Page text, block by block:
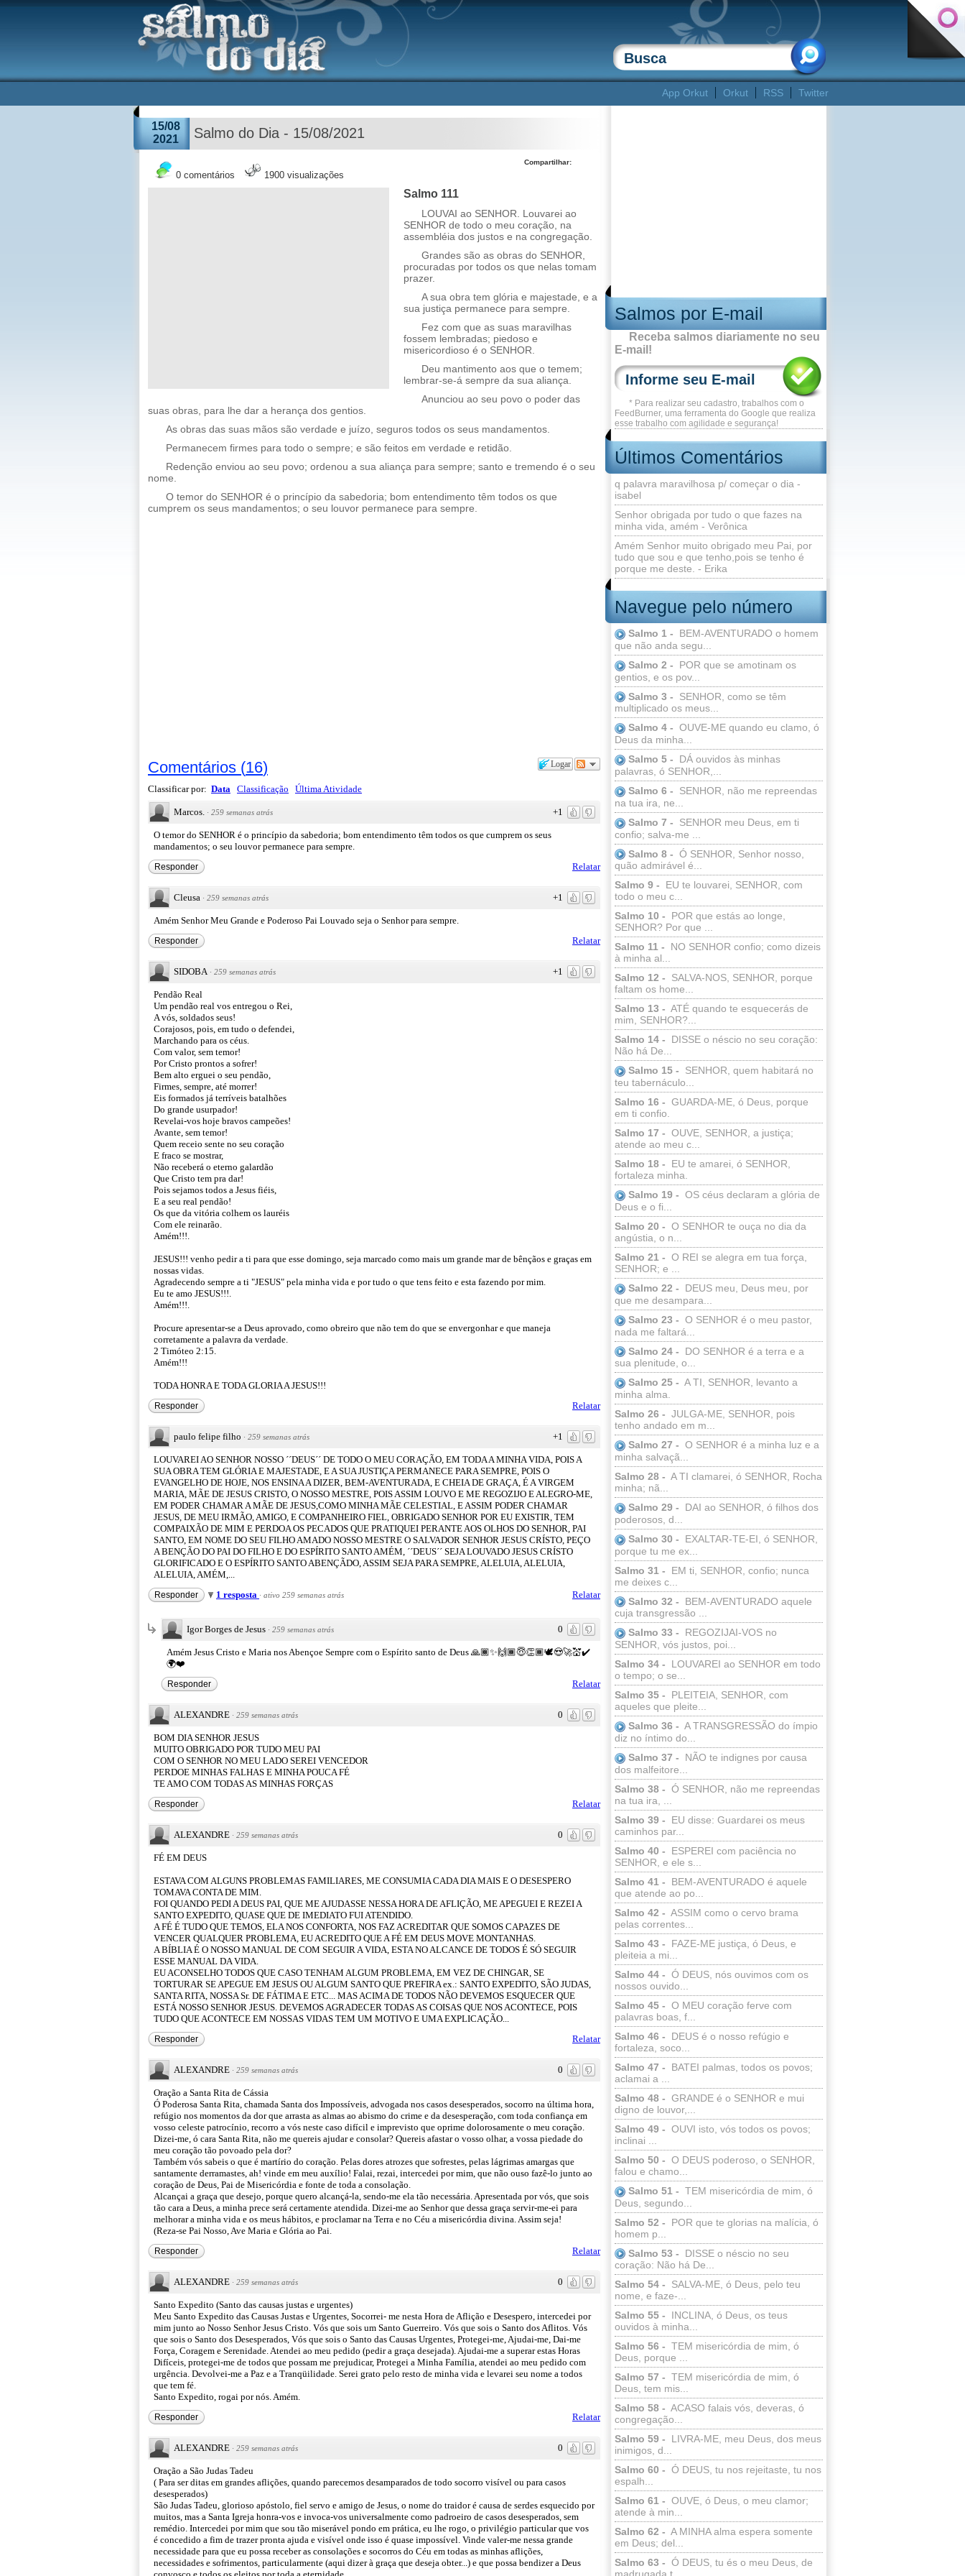
App Orkut Orkut RSS Twitter
Salmos por E-mail
Receba salmos diariamente no seu
E-mail!
* Para realizar seu cadastro, trabalhos com o
FeedBurner, uma ferramenta do Google que realiza
esse trabalho com agilidade e segurança!
Últimos Comentários
q palavra maravilhosa p/ começar o dia -
isabel
Senhor obrigada por tudo o que fazes na
minha vida, amém - Verônica
Amém Senhor muito obrigado meu Pai, por
tudo que sou e que tenho,pois se tenho é
porque me deste. - Erika
Navegue pelo número
Salmo 1 -
BEM-AVENTURADO o homem
que não anda segu...
Salmo 2 -
POR que se amotinam os
gentios, e os pov...
Salmo 3 -
SENHOR, como se têm
multiplicado os meus...
Salmo 4 - OUVE-ME quando eu clamo, ó
Deus da minha...
Salmo 5 -
DÁ ouvidos às minhas
palavras, ó SENHOR,...
Salmo 6 -
SENHOR, não me repreendas
na tua ira, ne...
Salmo 7 -
SENHOR meu Deus, em ti
confio; salva-me ...
Salmo 8 - Ó SENHOR, Senhor nosso,
quão admirável é...
Salmo 9 -
EU te louvarei, SENHOR, com
todo o meu c...
Salmo 10 -
POR que estás ao longe,
SENHOR? Por que ...
Salmo 11 -
NO SENHOR confio; como dizeis
à minha al...
Salmo 12 -
SALVA-NOS, SENHOR, porque
faltam os home...
Salmo 13 - ATÉ quando te esquecerás de
mim, SENHOR?...
Salmo 14 -
DISSE o néscio no seu coração:
Não há De...
Salmo 15 -
SENHOR, quem habitará no
teu tabernáculo...
Salmo 16 - GUARDA-ME, ó Deus, porque
em ti confio.
Salmo 17 - OUVE, SENHOR, a justiça;
atende ao meu c...
Salmo 18 -
EU te amarei, ó SENHOR,
fortaleza minha.
Salmo 19 - OS céus declaram a glória de
Deus e o fi...
Salmo 20 - O SENHOR te ouça no dia da
angústia, o n...
Salmo 21 - O REI se alegra em tua força,
SENHOR; e ...
Salmo 22 -
DEUS meu, Deus meu, por
que me desampara...
Salmo 23 - O SENHOR é o meu pastor,
nada me faltará...
Salmo 24 -
DO SENHOR é a terra e a
sua plenitude, o...
Salmo 25 - A TI, SENHOR, levanto a
minha alma.
Salmo 26 - JULGA-ME, SENHOR, pois
tenho andado em m...
Salmo 27 - O SENHOR é a minha luz e a
minha salvaçã...
Salmo 28 - A TI clamarei, ó SENHOR, Rocha
minha; nã...
Salmo 29 -
DAI ao SENHOR, ó filhos dos
poderosos, d...
Salmo 30 -
EXALTAR-TE-EI, ó SENHOR,
porque tu me ex...
Salmo 31 -
EM ti, SENHOR, confio; nunca
me deixes c...
Salmo 32 -
BEM-AVENTURADO aquele
cuja transgressão ...
Salmo 33 -
REGOZIJAI-VOS no
SENHOR, vós justos, poi...
Salmo 34 -
LOUVAREI ao SENHOR em todo
o tempo; o se...
Salmo 35 -
PLEITEIA, SENHOR, com
aqueles que pleite...
Salmo 36 - A TRANSGRESSÃO do ímpio
diz no íntimo do...
Salmo 37 -
NÃO te indignes por causa
dos malfeitore...
Salmo 38 - Ó SENHOR, não me repreendas
na tua ira, ...
Salmo 39 -
EU disse: Guardarei os meus
caminhos par...
Salmo 40 -
ESPEREI com paciência no
SENHOR, e ele s...
Salmo 41 -
BEM-AVENTURADO é aquele
que atende ao po...
Salmo 42 - ASSIM como o cervo brama
pelas correntes...
Salmo 43 -
FAZE-ME justiça, ó Deus, e
pleiteia a mi...
Salmo 44 - Ó DEUS, nós ouvimos com os
nossos ouvido...
Salmo 45 - O MEU coração ferve com
palavras boas, f...
Salmo 46 -
DEUS é o nosso refúgio e
fortaleza, soco...
Salmo 47 -
BATEI palmas, todos os povos;
aclamai a ...
Salmo 48 - GRANDE é o SENHOR e mui
digno de louvor,...
Salmo 49 - OUVI isto, vós todos os povos;
inclinai ...
Salmo 50 - O DEUS poderoso, o SENHOR,
falou e chamo...
Salmo 51 - TEM misericórdia de mim, ó
Deus, segundo...
Salmo 52 -
POR que te glorias na malícia, ó
homem p...
Salmo 53 -
DISSE o néscio no seu
coração: Não há De...
Salmo 54 -
SALVA-ME, ó Deus, pelo teu
nome, e faze-...
Salmo 55 -
INCLINA, ó Deus, os teus
ouvidos à minha...
Salmo 56 - TEM misericórdia de mim, ó
Deus, porque ...
Salmo 57 - TEM misericórdia de mim, ó
Deus, tem mis...
Salmo 58 - ACASO falais vós, deveras, ó
congregação...
Salmo 59 -
LIVRA-ME, meu Deus, dos meus
inimigos, d...
Salmo 60 - Ó DEUS, tu nos rejeitaste, tu nos
espalh...
Salmo 61 - OUVE, ó Deus, o meu clamor;
atende à min...
Salmo 62 - A MINHA alma espera somente
em Deus; del...
Salmo 63 - Ó DEUS, tu és o meu Deus, de
15/08
2021
Salmo do Dia - 15/08/2021
0 comentários 1900 visualizações
Compartilhar:
Salmo 111
LOUVAI ao SENHOR. Louvarei ao
SENHOR de todo o meu coração, na
assembléia dos justos e na congregação.
Grandes são as obras do SENHOR,
procuradas por todos os que nelas tomam
prazer.
A sua obra tem glória e majestade, e a
sua justiça permanece para sempre.
Fez com que as suas maravilhas
fossem lembradas; piedoso e
misericordioso é o SENHOR.
Deu mantimento aos que o temem;
lembrar-se-á sempre da sua aliança.
Anunciou ao seu povo o poder das
suas obras, para lhe dar a herança dos gentios.
As obras das suas mãos são verdade e juízo, seguros todos os seus mandamentos.
Permanecem firmes para todo o sempre; e são feitos em verdade e retidão.
Redenção enviou ao seu povo; ordenou a sua aliança para sempre; santo e tremendo é o seu
nome.
O temor do SENHOR é o princípio da sabedoria; bom entendimento têm todos os que
cumprem os seus mandamentos; o seu louvor permanece para sempre.
Logar
Comentários (16)
Classificar por: Data Classificação Última Atividade
+1
Marcos. · 259 semanas atrás
O temor do SENHOR é o princípio da sabedoria; bom entendimento têm todos os que cumprem os seus
mandamentos; o seu louvor permanece para sempre.
Relatar
Responder
+1
Cleusa · 259 semanas atrás
Amém Senhor Meu Grande e Poderoso Pai Louvado seja o Senhor para sempre.
Relatar
Responder
+1
SIDOBA · 259 semanas atrás
Pendão Real
Um pendão real vos entregou o Rei,
A vós, soldados seus!
Corajosos, pois, em tudo o defendei,
Marchando para os céus.
Com valor, sem temor!
Por Cristo prontos a sofrer!
Bem alto erguei o seu pendão,
Firmes, sempre, até morrer!
Eis formados já terríveis batalhões
Do grande usurpador!
Revelai-vos hoje bravos campeões!
Avante, sem temor!
Quem receio sente no seu coração
E fraco se mostrar,
Não receberá o eterno galardão
Que Cristo tem pra dar!
Pois sejamos todos a Jesus fiéis,
E a seu real pendão!
Os que da vitória colhem os lauréis
Com ele reinarão.
Amém!!!.
JESUS!!! venho pedir a ti para que esse domingo, seja marcado como mais um grande mar de bênçãos e graças em
nossas vidas.
Agradecendo sempre a ti "JESUS" pela minha vida e por tudo o que tens feito e esta fazendo por mim.
Eu te amo JESUS!!!.
Amém!!!.
Procure apresentar-se a Deus aprovado, como obreiro que não tem do que se envergonhar e que maneja
corretamente a palavra da verdade.
2 Timóteo 2:15.
Amém!!!
TODA HONRA E TODA GLORIA A JESUS!!!
Relatar
Responder
+1
paulo felipe filho · 259 semanas atrás
LOUVAREI AO SENHOR NOSSO ´´DEUS´´ DE TODO O MEU CORAÇÃO, EM TODA A MINHA VIDA, POIS A
SUA OBRA TEM GLÓRIA E MAJESTADE, E A SUA JUSTIÇA PERMANECE PARA SEMPRE, POIS O
EVANGELHO DE HOJE, NOS ENSINA A DIZER, BEM-AVENTURADA, E CHEIA DE GRAÇA, É A VIRGEM
MARIA, MÃE DE JESUS CRISTO, O NOSSO MESTRE, POIS ASSIM LOUVO E ME REGOZIJO E ALEGRO-ME,
EM PODER CHAMAR A MÃE DE JESUS,COMO MINHA MÃE CELESTIAL, E ASSIM PODER CHAMAR
JESUS, DE MEU IRMÃO, AMIGO, E COMPANHEIRO FIEL, OBRIGADO SENHOR POR EU EXISTIR, TEM
COMPAIXÃO DE MIM E PERDOA OS PECADOS QUE PRATIQUEI PERANTE AOS OLHOS DO SENHOR, PAI
SANTO, EM NOME DO SEU FILHO AMADO NOSSO MESTRE O SALVADOR SENHOR JESUS CRÍSTO, PEÇO
A BENÇÃO DO PAI DO FILHO E DO ESPÍRITO SANTO AMÉM, ´´DEUS´´ SEJA LOUVADO JESUS CRÍSTO
GLORIFICADO E O ESPÍRITO SANTO ABENÇÃDO, ASSIM SEJA PARA SEMPRE, ALELUIA, ALELUIA,
ALELUIA, AMÉM,...
Relatar
Responder 1 resposta · ativo 259 semanas atrás
0
Igor Borges de Jesus · 259 semanas atrás
Amém Jesus Cristo e Maria nos Abençoe Sempre com o Espírito santo de Deus 🙏🏾✨🙌🏾😇👏🏾🕊️😍🚀💒✔️
🌍❤️
Relatar
Responder
0
ALEXANDRE · 259 semanas atrás
BOM DIA SENHOR JESUS
MUITO OBRIGADO POR TUDO MEU PAI
COM O SENHOR NO MEU LADO SEREI VENCEDOR
PERDOE MINHAS FALHAS E MINHA POUCA FÉ
TE AMO COM TODAS AS MINHAS FORÇAS
Relatar
Responder
0
ALEXANDRE · 259 semanas atrás
FÉ EM DEUS
ESTAVA COM ALGUNS PROBLEMAS FAMILIARES, ME CONSUMIA CADA DIA MAIS E O DESESPERO
TOMAVA CONTA DE MIM.
FOI QUANDO PEDI A DEUS PAI, QUE ME AJUDASSE NESSA HORA DE AFLIÇÃO, ME APEGUEI E REZEI A
SANTO EXPEDITO, QUASE QUE DE IMEDIATO FUI ATENDIDO.
A FÉ É TUDO QUE TEMOS, ELA NOS CONFORTA, NOS FAZ ACREDITAR QUE SOMOS CAPAZES DE
VENCER QUALQUER PROBLEMA, EU ACREDITO QUE A FÉ EM DEUS MOVE MONTANHAS.
A BÍBLIA É O NOSSO MANUAL DE COM SEGUIR A VIDA, ESTA NO ALCANCE DE TODOS É SÓ SEGUIR
ESSE MANUAL DA VIDA.
EU ACONSELHO TODOS QUE CASO TENHAM ALGUM PROBLEMA, EM VEZ DE CHINGAR, SE
TORTURAR SE APEGUE EM JESUS OU ALGUM SANTO QUE PREFIRA ex.: SANTO EXPEDITO, SÃO JUDAS,
SANTA RITA, NOSSA Sr. DE FÁTIMA E ETC... MAS ACIMA DE TODOS NÃO DEVEMOS ESQUECER QUE
ESTÁ NOSSO SENHOR JESUS. DEVEMOS AGRADECER TODAS AS COISAS QUE NOS ACONTECE, POIS
TUDO QUE ACONTECE EM NOSSAS VIDAS TEM UM MOTIVO E UMA EXPLICAÇÃO...
Relatar
Responder
0
ALEXANDRE · 259 semanas atrás
Oração a Santa Rita de Cássia
Ó Poderosa Santa Rita, chamada Santa dos Impossíveis, advogada nos casos desesperados, socorro na última hora,
refúgio nos momentos da dor que arrasta as almas ao abismo do crime e da desesperação, com toda confiança em
vosso celeste patrocínio, recorro a vós neste caso difícil e imprevisto que oprime dolorosamente o meu coração.
Dizei-me, ó cara Santa Rita, não me quereis ajudar e consolar? Quereis afastar o vosso olhar, a vossa piedade do
meu coração tão povoado pela dor?
Também vós sabeis o que é martírio do coração. Pelas dores atrozes que sofrestes, pelas lágrimas amargas que
santamente derramastes, ah! vinde em meu auxílio! Falai, rezai, intercedei por mim, que não ouso fazê-lo junto ao
coração de Deus, Pai de Misericórdia e fonte de toda a consolação.
Alcançai a graça que desejo, porque quero alcançá-la, sendo-me ela tão necessária. Apresentada por vós, que sois
tão cara a Deus, a minha prece será certamente atendida. Dizei-me ao Senhor que dessa graça servir-me-ei para
melhorar a minha vida e os meus hábitos, e proclamar na Terra e no Céu a misericórdia divina. Assim seja!
(Reza-se Pai Nosso, Ave Maria e Glória ao Pai.
Relatar
Responder
0
ALEXANDRE · 259 semanas atrás
Santo Expedito (Santo das causas justas e urgentes)
Meu Santo Expedito das Causas Justas e Urgentes, Socorrei- me nesta Hora de Aflição e Desespero, intercedei por
mim junto ao Nosso Senhor Jesus Cristo. Vós que sois um Santo Guerreiro. Vós que sois o Santo dos Aflitos. Vós
que sois o Santo dos Desesperados, Vós que sois o Santo das Causas Urgentes, Protegei-me, Ajudai-me, Dai-me
Força, Coragem e Serenidade. Atendei ao meu pedido (pedir a graça desejada). Ajudai-me a superar estas Horas
Difíceis, protegei-me de todos que possam me prejudicar, Protegei a Minha Família, atendei ao meu pedido com
urgência. Devolvei-me a Paz e a Tranqüilidade. Serei grato pelo resto de minha vida e levarei seu nome a todos
que tem fé.
Santo Expedito, rogai por nós. Amém.
Relatar
Responder
0
ALEXANDRE · 259 semanas atrás
Oração a São Judas Tadeu
( Para ser ditas em grandes aflições, quando parecemos desamparados de todo socorro visível ou para casos
desesperados)
São Judas Tadeu, glorioso apóstolo, fiel servo e amigo de Jesus, o nome do traidor é causa de serdes esquecido por
muitos, mas a Santa Igreja honra-vos e invoca-vos universalmente como padroeiro de casos desesperados, sem
remédio. Intercedei por mim que sou tão miserável pondo em prática, eu lhe rogo, o privilégio particular que vos
é concedido a fim de trazer pronta ajuda e visível onde isso é quase impossível. Vinde valer-me nessa grande
necessidade para que eu possa receber as consolações e socorros do Céu em todas as minhas aflições,
necessidades e sofrimentos, particularmente (aqui dizer à graça que deseja obter...) e que possa bendizer a Deus